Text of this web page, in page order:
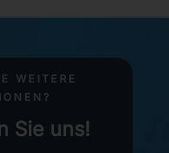
WEITERE
Sie uns!